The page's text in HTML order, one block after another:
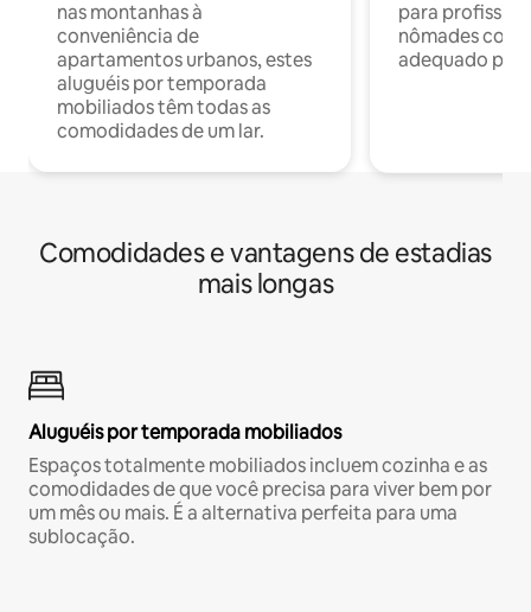
nas montanhas à
conveniência de
apartamentos urbanos, estes
aluguéis por temporada
mobiliados têm todas as
comodidades de um lar.
para
nômades com
adequado
Comodidades e vantagens de estadias
mais longas
Aluguéis por temporada mobiliados
Espaços totalmente mobiliados incluem cozinha e as
comodidades de que você precisa para viver bem por
um mês ou mais. É a alternativa perfeita para uma
sublocação.